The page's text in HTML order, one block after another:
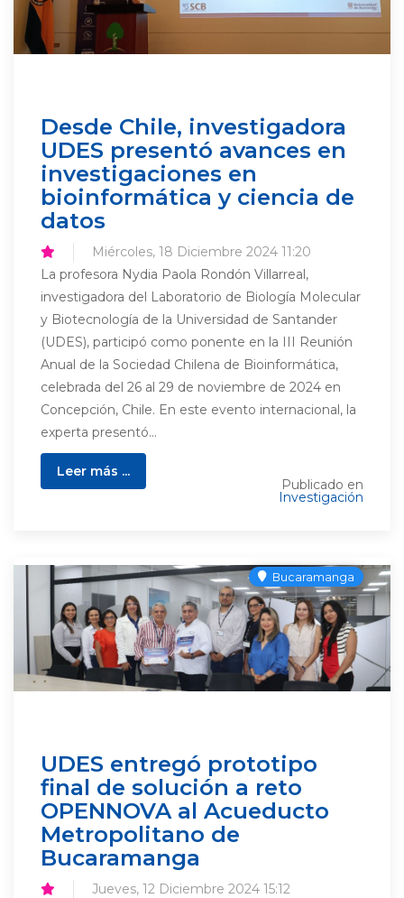
Desde Chile, investigadora
UDES presentó avances en
investigaciones en
bioinformática y ciencia de
datos
Miércoles, 18 Diciembre 2024 11:20
La profesora Nydia Paola Rondón Villarreal,
investigadora del Laboratorio de Biología Molecular
y Biotecnología de la Universidad de Santander
(UDES), participó como ponente en la III Reunión
Anual de la Sociedad Chilena de Bioinformática,
celebrada del 26 al 29 de noviembre de 2024 en
Concepción, Chile. En este evento internacional, la
experta presentó...
Leer más ...
Publicado en
Investigación
Bucaramanga
UDES entregó prototipo
final de solución a reto
OPENNOVA al Acueducto
Metropolitano de
Bucaramanga
Jueves, 12 Diciembre 2024 15:12